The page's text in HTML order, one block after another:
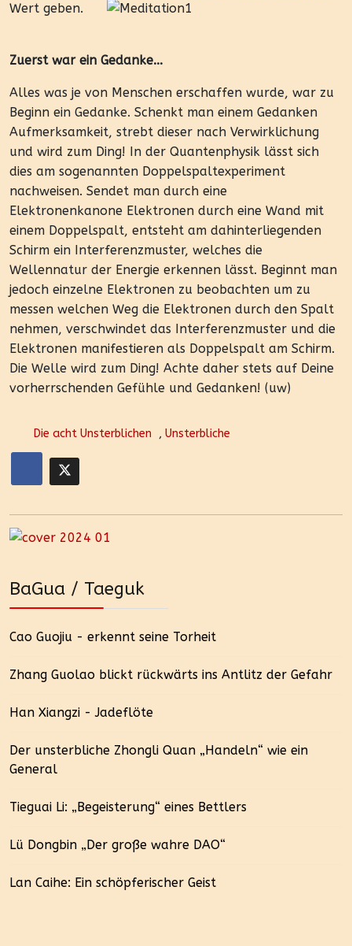
Wert geben.
Zuerst war ein Gedanke...
Alles was je von Menschen erschaffen wurde, war zu
Beginn ein Gedanke. Schenkt man einem Gedanken
Aufmerksamkeit, strebt dieser nach Verwirklichung
und wird zum Ding! In der Quantenphysik lässt sich
dies am sogenannten Doppelspaltexperiment
nachweisen. Sendet man durch eine
Elektronenkanone Elektronen durch eine Wand mit
einem Doppelspalt, entsteht am dahinterliegenden
Schirm ein Interferenzmuster, welches die
Wellennatur der Energie erkennen lässt. Beginnt man
jedoch einzelne Elektronen zu beobachten um zu
messen welchen Weg die Elektronen durch den Spalt
nehmen, verschwindet das Interferenzmuster und die
Elektronen manifestieren als Doppelspalt am Schirm.
Die Welle wird zum Ding! Achte daher stets auf Deine
vorherrschenden Gefühle und Gedanken! (uw)
Die acht Unsterblichen , Unsterbliche
BaGua / Taeguk
Cao Guojiu - erkennt seine Torheit
Zhang Guolao blickt rückwärts ins Antlitz der Gefahr
Han Xiangzi - Jadeflöte
Der unsterbliche Zhongli Quan „Handeln“ wie ein
General
Tieguai Li: „Begeisterung“ eines Bettlers
Lü Dongbin „Der große wahre DAO“
Lan Caihe: Ein schöpferischer Geist